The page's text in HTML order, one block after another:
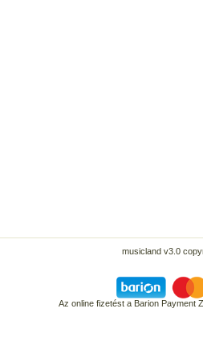
musicland v3.0
Az online fizetést a Barion Payment